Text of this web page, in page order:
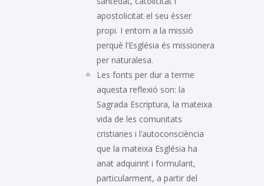
apostolicitat el seu ésser
propi. I entorn a la missió
perquè l’Església és missionera
per naturalesa.
Les fonts per dur a terme
aquesta reflexió son: la
Sagrada Escriptura, la mateixa
vida de les comunitats
cristianes i l’autoconsciència
que la mateixa Església ha
anat adquirint i formulant,
particularment, a partir del